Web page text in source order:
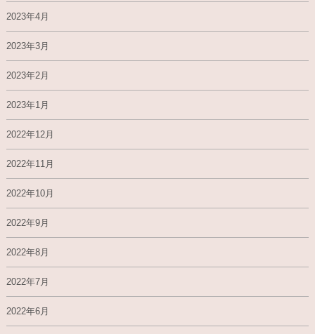
2023年4月
2023年3月
2023年2月
2023年1月
2022年12月
2022年11月
2022年10月
2022年9月
2022年8月
2022年7月
2022年6月